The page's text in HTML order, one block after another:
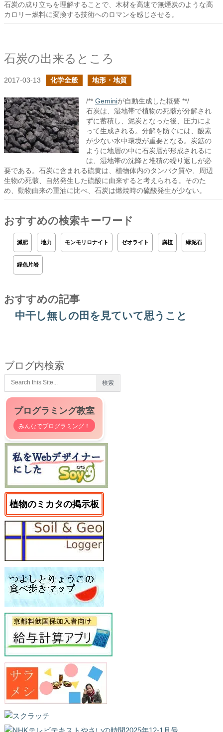
石炭の成り立ちを理解することで、木材を高速で無煙炭のような高
カロリー燃料に変換する技術へのロマンを感じさせる。
石炭の出来るところ
2017-03-13 化学全般 地形・地質
/** Geminiが自動生成した概要 **/
石炭は、湿地帯で植物の死骸が分解され
ずに蓄積し、泥炭となった後、圧力によ
って生成される。分解を防ぐには、酸素
が少ない水中環境が重要となる。炭鉱の
ように地層の中に石炭層が形成されるに
は、湿地帯の沈降と堆積の繰り返しが必
要である。石炭に含まれる硫黄は、植物体内のタンパク質や、周辺
生物の死骸、自然発生した硫酸に由来すると考えられる。そのた
め、動物由来の重油に比べ、石炭は燃焼時の硫酸発生が少ない。
おすすめの検索キーワード
減肥 地力 モンモリロナイト ゼオライト 腐植 緑泥石
緑色片岩
おすすめの記事
中干し無しの田を見ていて思うこと
ブログ内検索
プログラミング教室
みんなでプログラミング！
植物のミカタの掲示板